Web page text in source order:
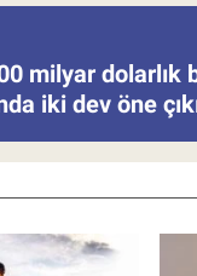
milyar dolarlık
iki dev öne